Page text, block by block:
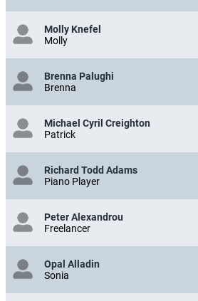
Molly Knefel
Molly
Brenna Palughi
Brenna
Michael Cyril Creighton
Patrick
Richard Todd Adams
Piano Player
Peter Alexandrou
Freelancer
Opal Alladin
Sonia